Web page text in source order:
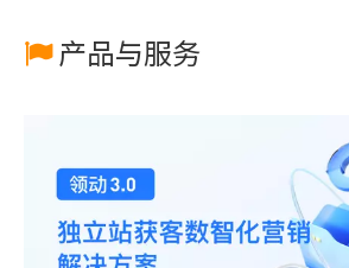
产品与服务